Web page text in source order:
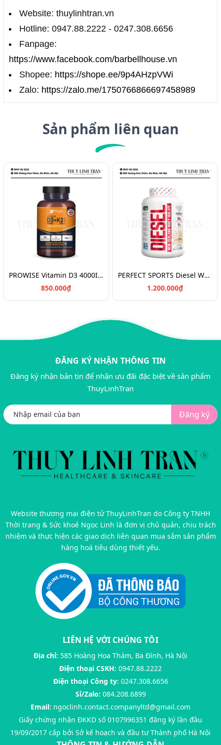
Website: thuylinhtran.vn
Hotline: 0947.88.2222 - 0247.308.6656
Fanpage:
https://www.facebook.com/barbellhouse.vn
Shopee: https://shope.ee/9p4AHzpVWi
Zalo: https://zalo.me/1750766866697458989
Sản phẩm liên quan
PROWISE Vitamin D3 4000IU + K2 180v/Vitamin chắc khỏe xương D3K2
850.000₫
PERFECT SPORTS Diesel Whey Protein/Bột đạm tăng cơ 908g
1.200.000₫
ĐĂNG KÝ NHẬN THÔNG TIN
Đăng ký nhận bản tin để nhận ưu đãi đặc biệt về sản phẩm
ThuyLinhTran
Đăng ký
Website thương mại điện tử ThuyLinhTran do Công ty TNHH
Thời trang & Sức khoẻ Ngọc Linh là đơn vị chủ quản, chịu trách
nhiệm và thực hiện các giao dịch liên quan mua sắm sản phẩm
hàng hoá tiêu dùng thiết yếu.
LIÊN HỆ VỚI CHÚNG TÔI
Địa chỉ: 585 Hoàng Hoa Thám, Ba Đình, Hà Nội
Điện thoại CSKH: 0947.88.2222
Điện thoại Công ty: 0247.308.6656
Sỉ/Zalo: 084.208.6899
Email: ngoclinh.contact.companyltd@gmail.com
Giấy chứng nhận ĐKKD số 0107996351 đăng ký lần đầu
19/09/2017 cấp bởi Sở kế hoạch và đầu tư Thành phố Hà Nội